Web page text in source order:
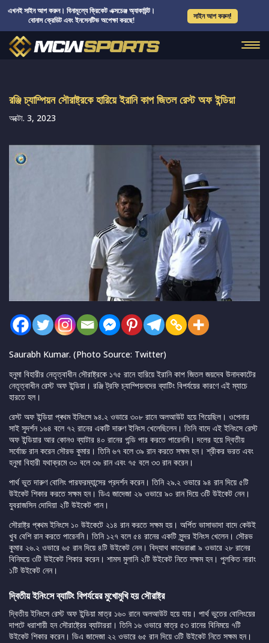
এখনই সাইন আপ করুন। বিনামূল্যে ক্রিকেট এক্সচেঞ্জ অ্যাকাউন্ট।
বোনাস ক্রেডিট এবং ইনসেনটিভ অপেক্ষা করছে!
সাইন আপ করুন!
রঞ্জি চ্যাম্পিয়ন সৌরাষ্ট্রকে হারিয়ে ইরানি কাপ জিতল রেস্ট অফ ইন্ডিয়া
অক্টো. 3, 2023
Saurabh Kumar. (Photo Source: Twitter)
হনুমা বিহারীর নেতৃত্বাধীন সৌরাষ্ট্রকে ১৭৫ রানে হারিয়ে ইরানি কাপ জিতল জয়দেব উনাদকাটের
নেতৃত্বাধীন রেস্ট অফ ইন্ডিয়া। রঞ্জি ট্রফি চ্যাম্পিয়নদের ব্যাটিং বিপর্যয়ের কারণে এই ম্যাচে
হারতে হল।
রেস্ট অফ ইন্ডিয়া প্ৰথম ইনিংসে ৯৪.২ ওভারে ৩০৮ রানে অলআউট হয়ে গিয়েছিল। ওপেনার
সাই সুদর্শন ১৬৪ বলে ৭২ রানের একটি দারুণ ইনিংস খেলেছিলেন। তিনি বাদে এই ইনিংসে রেস্ট
অফ ইন্ডিয়ার আর কোনও ব্যাটার ৪০ রানের গন্ডি পার করতে পারেননি। দলের হয়ে দ্বিতীয়
সর্বোচ্চ রান করেন সৌরভ কুমার। তিনি ৬৭ বলে ৩৯ রান করতে সক্ষম হন। শ্রীকর ভরত এবং
হনুমা বিহারী যথাক্রমে ৩০ বলে ৩৬ রান এবং ৭৫ বলে ৩৩ রান করেন।
পার্থ ভুত দারুণ বোলিং পারফরম্যান্সের প্রদর্শন করেন। তিনি ২৯.২ ওভারে ৯৪ রান দিয়ে ৫টি
উইকেট শিকার করতে সক্ষম হন। ডিএ জাদেজা ২৯ ওভারে ৯০ রান দিয়ে ৩টি উইকেট নেন।
যুবরাজসিন দোদিয়া ২টি উইকেট পান।
সৌরাষ্ট্র প্ৰথম ইনিংসে ১০ উইকেটে ২১৪ রান করতে সক্ষম হয়। অর্পিত ভাসাভাদা বাদে কেউই
খুব বেশি রান করতে পারেননি। তিনি ১২৭ বলে ৫৪ রানের একটি সুন্দর ইনিংস খেলেন। সৌরভ
কুমার ২৬.২ ওভারে ৬৫ রান দিয়ে ৪টি উইকেট নেন। বিদ্যাথ কাভেরাপ্পা ৯ ওভারে ২৮ রানের
বিনিময়ে ৩টি উইকেট শিকার করেন। শামস মুলানি ২টি উইকেট নিতে সক্ষম হন। পুলকিত নারাং
১টি উইকেট নেন।
দ্বিতীয় ইনিংসে ব্যাটিং বিপর্যয়ের মুখোমুখি হয় সৌরাষ্ট্র
দ্বিতীয় ইনিংসে রেস্ট অফ ইন্ডিয়া মাত্র ১৬০ রানে অলআউট হয়ে যায়। পার্থ ভুতের বোলিংয়ের
দাপটে ধরাশায়ী হন সৌরাষ্ট্রের ব্যাটাররা। তিনি ১৬ ওভারে মাত্র ৫৩ রানের বিনিময়ে ৭টি
উইকেট শিকার করেন। ডিএ জাদেজা ২২ ওভারে ৬৫ রান দিয়ে ৩টি উইকেট নিতে সক্ষম হন।